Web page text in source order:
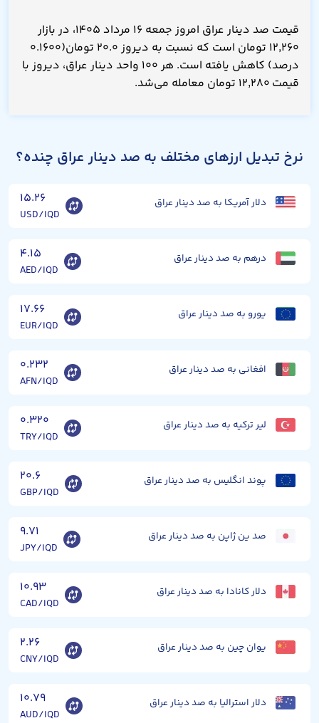
قیمت صد دینار عراق امروز جمعه ۱۶ مرداد ۱۴۰۵، در بازار
۱۲,۲۶۰ تومان است که نسبت به دیروز ۲۰.۰ تومان(۰.۱۶۰۰
درصد) کاهش یافته است. هر ۱۰۰ واحد دینار عراق، دیروز با
قیمت ۱۲,۲۸۰ تومان معامله می‌شد.
نرخ تبدیل ارزهای مختلف به صد دینار عراق چنده؟
دلار آمریکا به صد دینار عراق ۱۵.۲۶
USD/IQD
درهم به صد دینار عراق ۴.۱۵
AED/IQD
یورو به صد دینار عراق ۱۷.۶۶
EUR/IQD
افغانی به صد دینار عراق ۰.۲۳۲
AFN/IQD
لیر ترکیه به صد دینار عراق ۰.۳۲۰
TRY/IQD
پوند انگلیس به صد دینار عراق ۲۰.۶
GBP/IQD
صد ین ژاپن به صد دینار عراق ۹.۷۱
JPY/IQD
دلار کانادا به صد دینار عراق ۱۰.۹۳
CAD/IQD
یوان چین به صد دینار عراق ۲.۲۶
CNY/IQD
دلار استرالیا به صد دینار عراق ۱۰.۷۹
AUD/IQD